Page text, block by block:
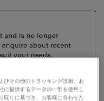
and is no longer
enquire about recent
your needs.
びその他のトラッキング技術、お
に提供するデータの一部を使用し
取りに基づき、お客様に合わせた